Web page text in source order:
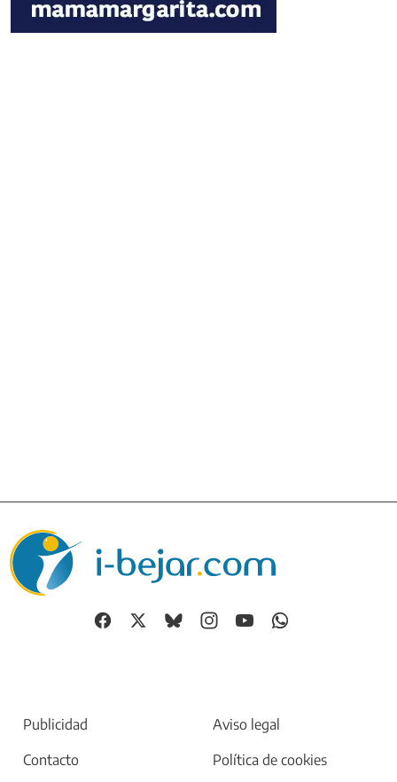
Publicidad
Aviso legal
Contacto
Política de cookies